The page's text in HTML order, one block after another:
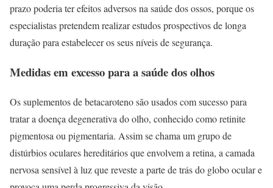
prazo poderia ter efeitos adversos na saúde dos ossos, porque os
especialistas pretendem realizar estudos prospectivos de longa
duração para estabelecer os seus níveis de segurança.
Medidas em excesso para a saúde dos olhos
Os suplementos de betacaroteno são usados com sucesso para
tratar a doença degenerativa do olho, conhecido como retinite
pigmentosa ou pigmentaria. Assim se chama um grupo de
distúrbios oculares hereditários que envolvem a retina, a camada
nervosa sensível à luz que reveste a parte de trás do globo ocular e